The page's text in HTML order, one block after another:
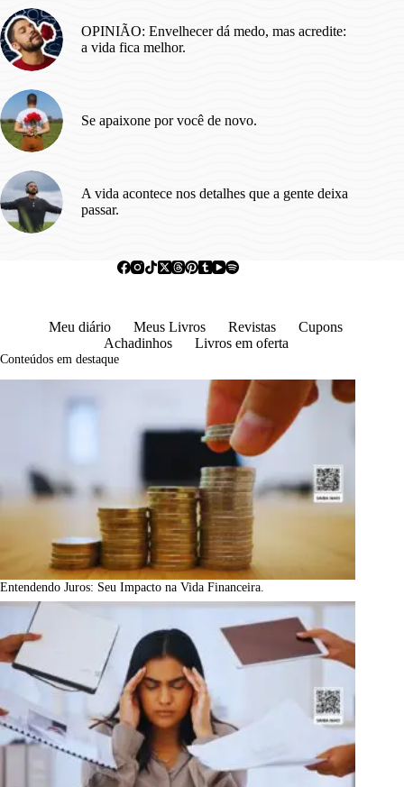
OPINIÃO: Envelhecer dá medo, mas acredite:
a vida fica melhor.
Se apaixone por você de novo.
A vida acontece nos detalhes que a gente deixa
passar.
Meu diário Meus Livros Revistas
Cupons
Achadinhos
Livros em oferta
Conteúdos em destaque
Entendendo Juros: Seu Impacto na Vida Financeira.